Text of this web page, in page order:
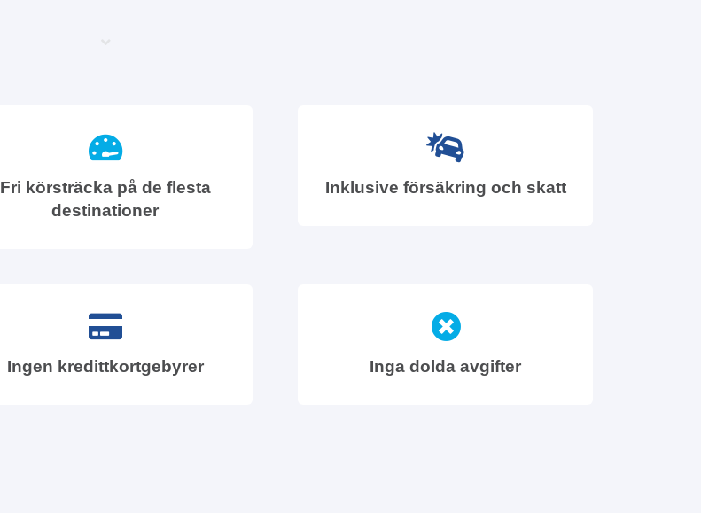
Fri körsträcka på de flesta
destinationer
Inklusive försäkring och skatt
Ingen kredittkortgebyrer Inga dolda avgifter